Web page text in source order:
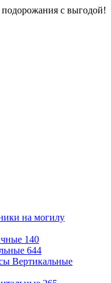
с выгодой!
на могилу
140
644
Вертикальные